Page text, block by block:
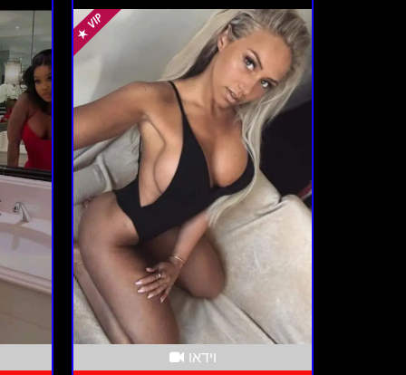
וידאו